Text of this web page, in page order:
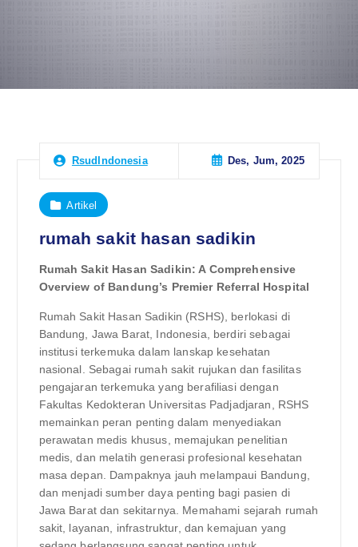
RsudIndonesia Des, Jum, 2025
Artikel
rumah sakit hasan sadikin
Rumah Sakit Hasan Sadikin: A Comprehensive
Overview of Bandung’s Premier Referral Hospital
Rumah Sakit Hasan Sadikin (RSHS), berlokasi di
Bandung, Jawa Barat, Indonesia, berdiri sebagai
institusi terkemuka dalam lanskap kesehatan
nasional. Sebagai rumah sakit rujukan dan fasilitas
pengajaran terkemuka yang berafiliasi dengan
Fakultas Kedokteran Universitas Padjadjaran, RSHS
memainkan peran penting dalam menyediakan
perawatan medis khusus, memajukan penelitian
medis, dan melatih generasi profesional kesehatan
masa depan. Dampaknya jauh melampaui Bandung,
dan menjadi sumber daya penting bagi pasien di
Jawa Barat dan sekitarnya. Memahami sejarah rumah
sakit, layanan, infrastruktur, dan kemajuan yang